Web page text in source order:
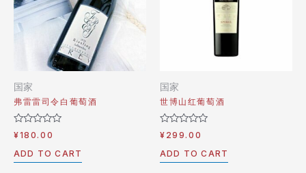
国家
弗雷雷司令白葡萄酒
Rated
0
out
of
¥180.00
ADD TO CART
国家
世博山红葡萄酒
Rated
0
out
of
¥ 299.00
ADD TO CART